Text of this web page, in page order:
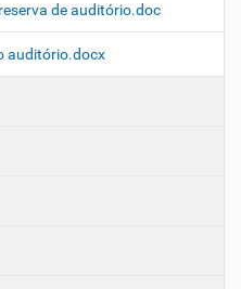
de auditório.doc
auditório.docx